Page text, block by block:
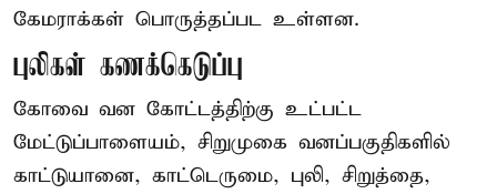
கேமராக்கள் பொருத்தப்பட உள்ளன.
புலிகள் கணக்கெடுப்பு
கோவை வன கோட்டத்திற்கு உட்பட்ட
மேட்டுப்பாளையம், சிறுமுகை வனப்பகுதிகளில்
காட்டுயானை, காட்டெருமை, புலி, சிறுத்தை,